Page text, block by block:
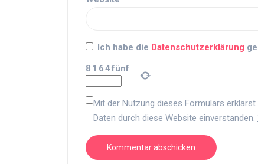
Ich habe die Datenschutzerklärung
8 1 64fünf
Mit der Nutzung dieses Formulars
Daten durch diese Website einverstanden.